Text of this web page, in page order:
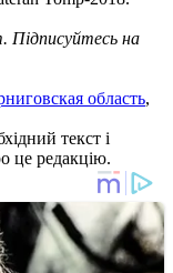
Підписуйтесь на
область,
текст і
це редакцію.